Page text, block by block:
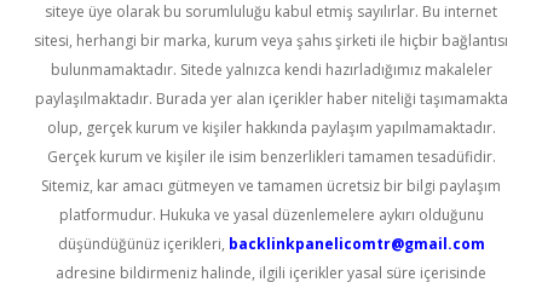
siteye üye olarak bu sorumluluğu kabul etmiş sayılırlar. Bu internet
sitesi, herhangi bir marka, kurum veya şahıs şirketi ile hiçbir bağlantısı
bulunmamaktadır. Sitede yalnızca kendi hazırladığımız makaleler
paylaşılmaktadır. Burada yer alan içerikler haber niteliği taşımamakta
olup, gerçek kurum ve kişiler hakkında paylaşım yapılmamaktadır.
Gerçek kurum ve kişiler ile isim benzerlikleri tamamen tesadüfidir.
Sitemiz, kar amacı gütmeyen ve tamamen ücretsiz bir bilgi paylaşım
platformudur. Hukuka ve yasal düzenlemelere aykırı olduğunu
düşündüğünüz içerikleri, backlinkpanelicomtr@gmail.com
adresine bildirmeniz halinde, ilgili içerikler yasal süre içerisinde